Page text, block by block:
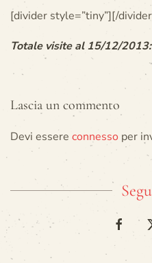
[divider style=”tiny”][/
Totale visite al 15/12/
Lascia un commento
Devi essere connesso per